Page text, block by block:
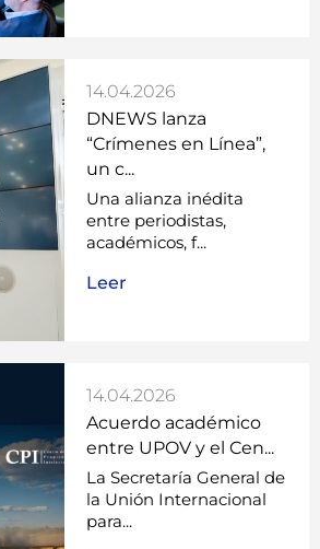
14.04.2026
DNEWS lanza
“Crímenes en Línea”,
un c...
Una alianza inédita
entre periodistas,
académicos, f...
Leer
14.04.2026
Acuerdo académico
entre UPOV y el Cen...
La Secretaría General de
la Unión Internacional
para...